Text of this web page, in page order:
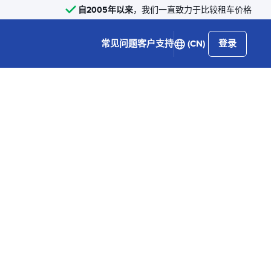
自2005年以来，我们一直致力于比较租车价格
常见问题客户支持 (CN) 登录